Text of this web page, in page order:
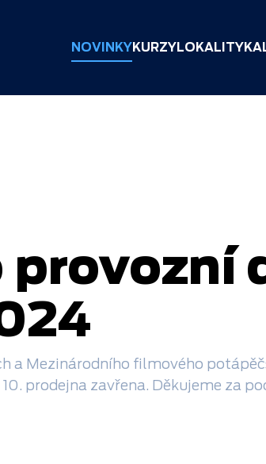
NOVINKYKURZYLOKALITY
provozní
a Mezinárodního filmového
prodejna zavřena. Děkujeme za